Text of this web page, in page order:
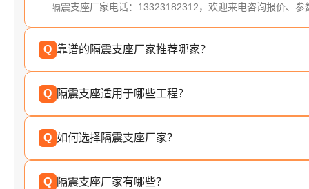
隔震支座厂家电话：13323182312，欢迎来电咨询报价、参
Q 靠谱的隔震支座厂家推荐哪家？
Q 隔震支座适用于哪些工程？
Q 如何选择隔震支座厂家？
Q 隔震支座厂家有哪些？